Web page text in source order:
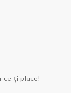
ce-ți place!